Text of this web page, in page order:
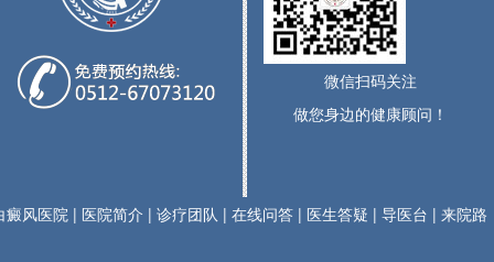
微信扫码关注
做您身边的健康顾问！
癜风医院 | 医院简介 |诊疗团队 |在线问答 | 医生答疑 |导医台 |来院路